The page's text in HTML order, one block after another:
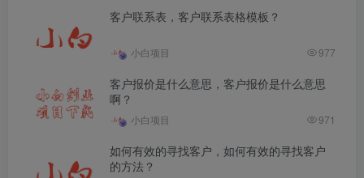
客户联系表，客户联系表格模板？
小白项目 977
客户报价是什么意思，客户报价是什么意思
啊？
小白项目 971
如何有效的寻找客户，如何有效的寻找客户
的方法？